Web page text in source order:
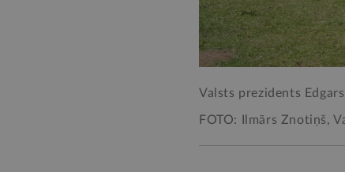
Valsts prezidents
FOTO: Ilmārs Znotiņš,